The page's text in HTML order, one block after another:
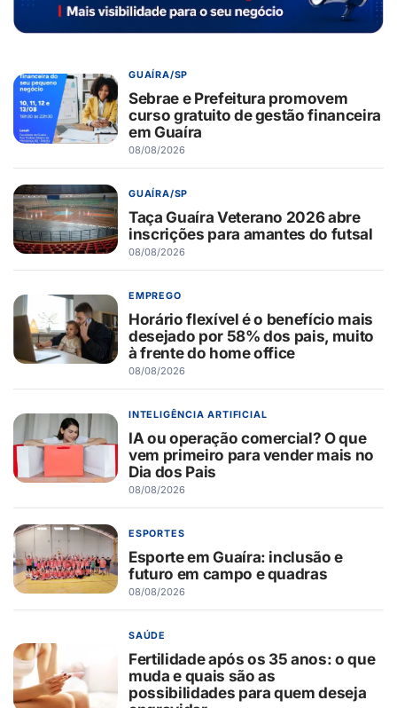
GUAÍRA/SP
Sebrae e Prefeitura promovem
curso gratuito de gestão financeira
em Guaíra
08/08/2026
GUAÍRA/SP
Taça Guaíra Veterano 2026 abre
inscrições para amantes do futsal
08/08/2026
EMPREGO
Horário flexível é o benefício mais
desejado por 58% dos pais, muito
à frente do home office
08/08/2026
INTELIGÊNCIA ARTIFICIAL
IA ou operação comercial? O que
vem primeiro para vender mais no
Dia dos Pais
08/08/2026
ESPORTES
Esporte em Guaíra: inclusão e
futuro em campo e quadras
08/08/2026
SAÚDE
Fertilidade após os 35 anos: o que
muda e quais são as
possibilidades para quem deseja